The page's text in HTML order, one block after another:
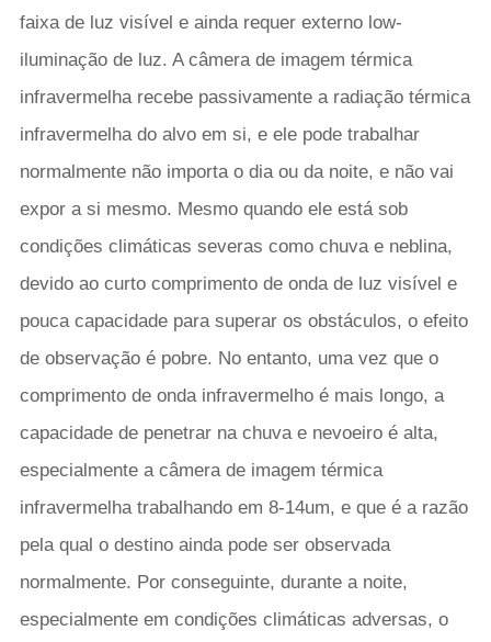
faixa de luz visível e ainda requer externo low-
iluminação de luz. A câmera de imagem térmica
infravermelha recebe passivamente a radiação térmica
infravermelha do alvo em si, e ele pode trabalhar
normalmente não importa o dia ou da noite, e não vai
expor a si mesmo. Mesmo quando ele está sob
condições climáticas severas como chuva e neblina,
devido ao curto comprimento de onda de luz visível e
pouca capacidade para superar os obstáculos, o efeito
de observação é pobre. No entanto, uma vez que o
comprimento de onda infravermelho é mais longo, a
capacidade de penetrar na chuva e nevoeiro é alta,
especialmente a câmera de imagem térmica
infravermelha trabalhando em 8-14um, e que é a razão
pela qual o destino ainda pode ser observada
normalmente. Por conseguinte, durante a noite,
especialmente em condições climáticas adversas, o